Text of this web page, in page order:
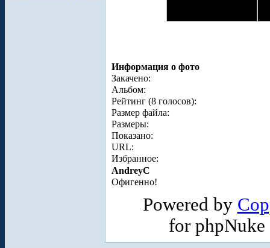
Информация о фото
Закачено:
Альбом:
Рейтинг (8 голосов):
Размер файла:
Размеры:
Показано:
URL:
Избранное:
AndreyC
Офигенно!
Powered by
for